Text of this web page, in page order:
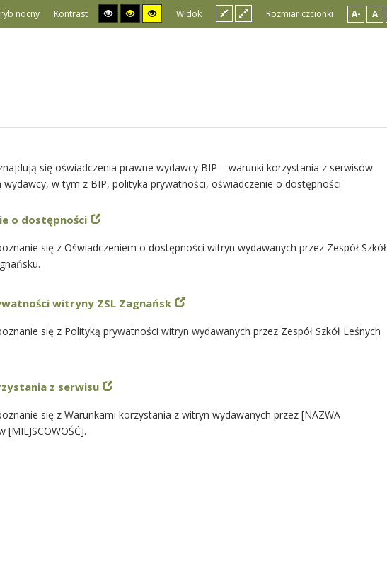
nocny Kontrast Widok Rozmiar czcionki A- A
się oświadczenia prawne wydawcy BIP – warunki korzystania z serwisów
w tym z BIP, polityka prywatności, oświadczenie o dostępności
o dostępności
się z Oświadczeniem o dostępności witryn wydawanych przez Zespół Szkół
witryny ZSL Zagnańsk
się z Polityką prywatności witryn wydawanych przez Zespół Szkół Leśnych
z serwisu
się z Warunkami korzystania z witryn wydawanych przez [NAZWA
[MIEJSCOWOŚĆ].